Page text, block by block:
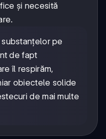
și necesită
pe
de fapt
îl respirăm,
obiectele solide
de mai multe